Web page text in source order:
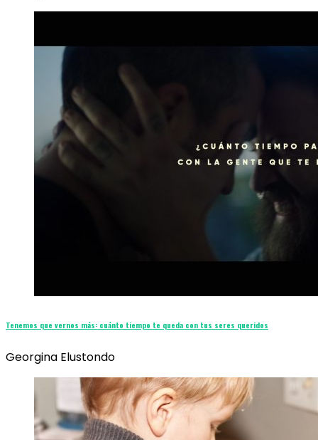
Tenemos que vernos más: cuánto tiempo te queda con tus seres queridos
Georgina Elustondo